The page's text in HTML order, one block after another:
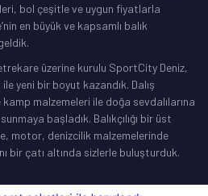
bol çeşitle ve uygun fiyatlarla
en büyük ve kapsamlı balık
üzerine kurulu SportCity Deniz,
yeni bir boyut kazandık. Dalış
malzemeleri ile doğa sevdalılarına
başladık. Balıkçılığı bir üst
motor, denizcilik malzemelerinde
bir çatı altında sizlerle buluşturduk.